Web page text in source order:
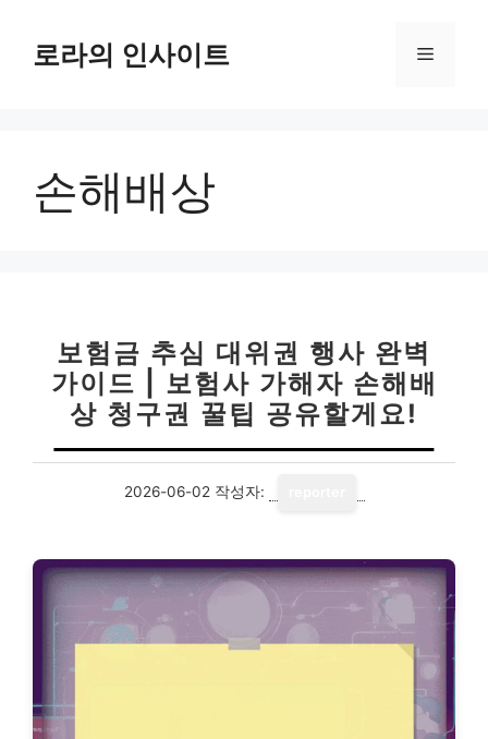
로라의 인사이트 메
손해배상
보험금 추심 대위권 행사 완벽
가이드 | 보험사 가해자 손해배
상 청구권 꿀팁 공유할게요!
2026-06-02 작성자: